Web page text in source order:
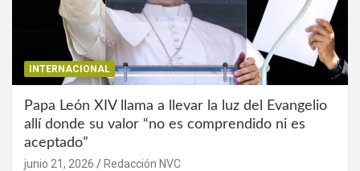
INTERNACIONAL
Papa León XIV llama a llevar la luz del Evangelio
allí donde su valor “no es comprendido ni es
aceptado”
junio 21, 2026 Redacción NVC